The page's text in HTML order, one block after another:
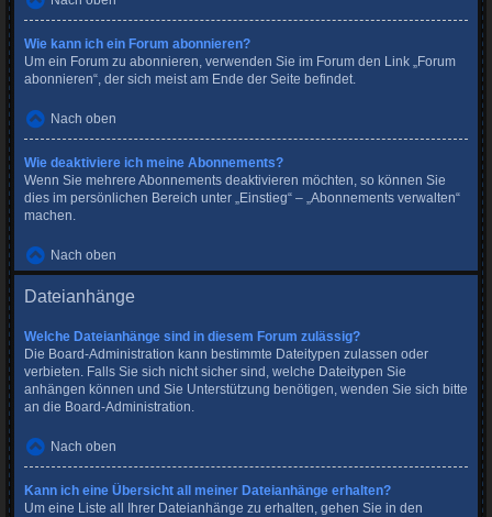
Wie kann ich ein Forum abonnieren?
Um ein Forum zu abonnieren, verwenden Sie im Forum den Link „Forum
abonnieren“, der sich meist am Ende der Seite befindet.
Nach oben
Wie deaktiviere ich meine Abonnements?
Wenn Sie mehrere Abonnements deaktivieren möchten, so können Sie
dies im persönlichen Bereich unter „Einstieg“ – „Abonnements verwalten“
machen.
Nach oben
Dateianhänge
Welche Dateianhänge sind in diesem Forum zulässig?
Die Board-Administration kann bestimmte Dateitypen zulassen oder
verbieten. Falls Sie sich nicht sicher sind, welche Dateitypen Sie
anhängen können und Sie Unterstützung benötigen, wenden Sie sich bitte
an die Board-Administration.
Nach oben
Kann ich eine Übersicht all meiner Dateianhänge erhalten?
Um eine Liste all Ihrer Dateianhänge zu erhalten, gehen Sie in den